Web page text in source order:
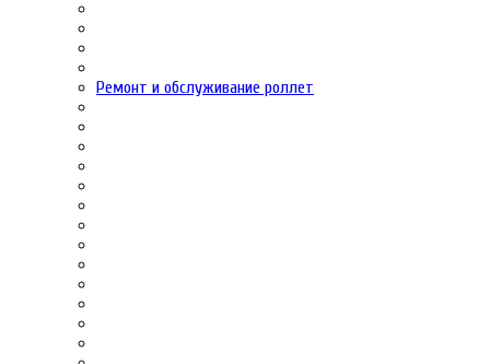
Ремонт и обслуживание роллет